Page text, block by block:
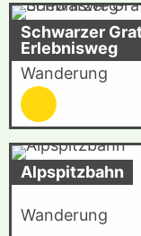
Schwarzer
Erlebnisweg
Wanderung
Alpspitzbahn
Wanderung